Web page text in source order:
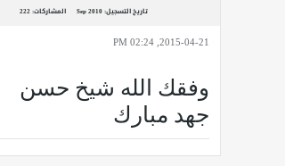
تاريخ التسجيل:Sep 2010 المشاركات:222
2015-04-21, 02:24 PM
وفقك الله شيخ حسن
جهد مبارك